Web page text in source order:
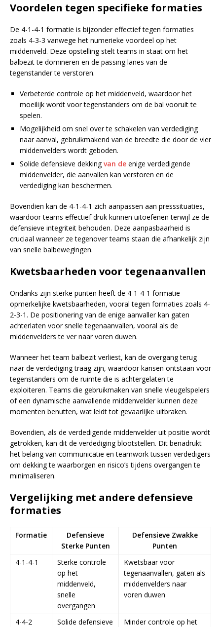
Voordelen tegen specifieke formaties
De 4-1-4-1 formatie is bijzonder effectief tegen formaties
zoals 4-3-3 vanwege het numerieke voordeel op het
middenveld. Deze opstelling stelt teams in staat om het
balbezit te domineren en de passing lanes van de
tegenstander te verstoren.
Verbeterde controle op het middenveld, waardoor het
moeilijk wordt voor tegenstanders om de bal vooruit te
spelen.
Mogelijkheid om snel over te schakelen van verdediging
naar aanval, gebruikmakend van de breedte die door de vier
middenvelders wordt geboden.
Solide defensieve dekkingvan de enige verdedigende
middenvelder, die aanvallen kan verstoren en de
verdediging kan beschermen.
Bovendien kan de 4-1-4-1 zich aanpassen aan presssituaties,
waardoor teams effectief druk kunnen uitoefenen terwijl ze de
defensieve integriteit behouden. Deze aanpasbaarheid is
cruciaal wanneer ze tegenover teams staan die afhankelijk zijn
van snelle balbewegingen.
Kwetsbaarheden voor tegenaanvallen
Ondanks zijn sterke punten heeft de 4-1-4-1 formatie
opmerkelijke kwetsbaarheden, vooral tegen formaties zoals 4-
2-3-1. De positionering van de enige aanvaller kan gaten
achterlaten voor snelle tegenaanvallen, vooral als de
middenvelders te ver naar voren duwen.
Wanneer het team balbezit verliest, kan de overgang terug
naar de verdediging traag zijn, waardoor kansen ontstaan voor
tegenstanders om de ruimte die is achtergelaten te
exploiteren. Teams die gebruikmaken van snelle vleugelspelers
of een dynamische aanvallende middenvelder kunnen deze
momenten benutten, wat leidt tot gevaarlijke uitbraken.
Bovendien, als de verdedigende middenvelder uit positie wordt
getrokken, kan dit de verdediging blootstellen. Dit benadrukt
het belang van communicatie en teamwork tussen verdedigers
om dekking te waarborgen en risico’s tijdens overgangen te
minimaliseren.
Vergelijking met andere defensieve
formaties
Formatie
Defensieve
Sterke Punten
Defensieve Zwakke
Punten
4-1-4-1
Sterke controle
op het
middenveld,
snelle
overgangen
Kwetsbaar voor
tegenaanvallen, gaten als
middenvelders naar
voren duwen
4-4-2
Solide defensieve
Minder controle op het